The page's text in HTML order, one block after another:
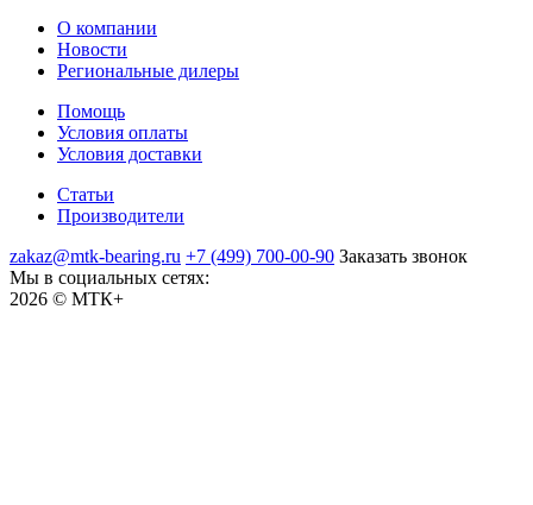
О компании
Новости
Региональные дилеры
Помощь
Условия оплаты
Условия доставки
Статьи
Производители
zakaz@mtk-bearing.ru +7 (499) 700-00-90 Заказать звонок
Мы в социальных сетях:
2026 © МТК+